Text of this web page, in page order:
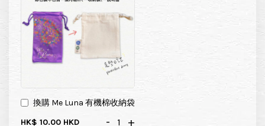
換購 Me Luna 有機棉收納袋
HK$ 10.00 HKD
- +